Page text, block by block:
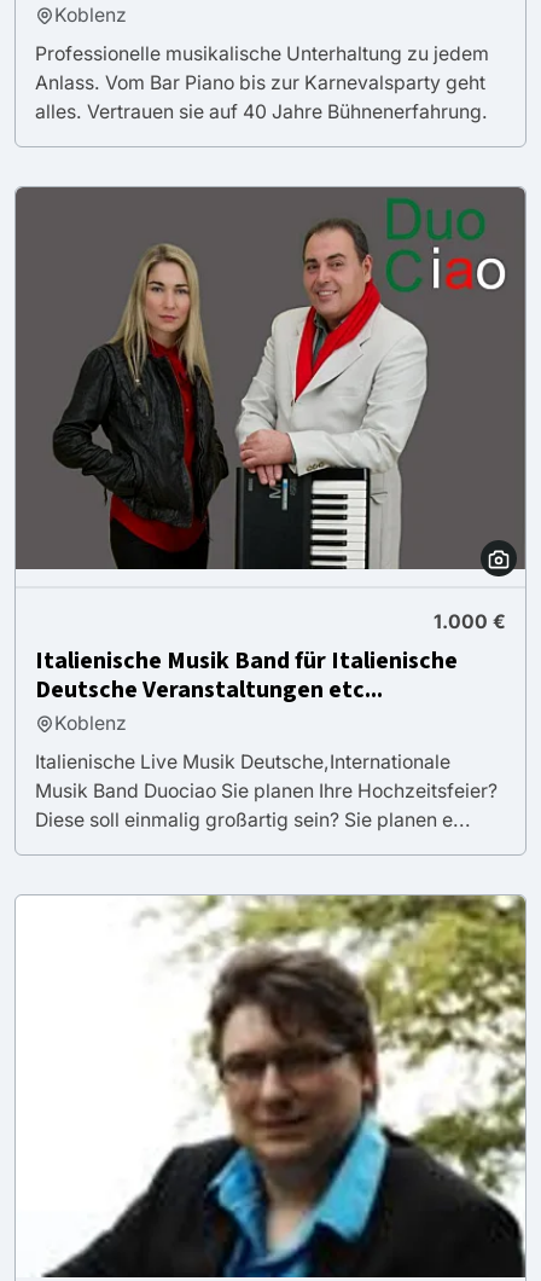
Koblenz
Professionelle musikalische Unterhaltung zu jedem
Anlass. Vom Bar Piano bis zur Karnevalsparty geht
alles. Vertrauen sie auf 40 Jahre Bühnenerfahrung.
1.000 €
Italienische Musik Band für Italienische
Deutsche Veranstaltungen etc...
Koblenz
Italienische Live Musik Deutsche,Internationale
Musik Band Duociao Sie planen Ihre Hochzeitsfeier?
Diese soll einmalig großartig sein? Sie planen e...